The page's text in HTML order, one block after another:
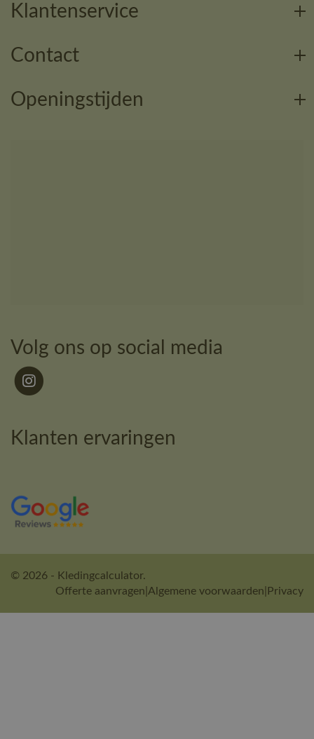
Klantenservice
Contact
Openingstijden
Volg ons op social media
Klanten ervaringen
© 2026 - Kledingcalculator.
Offerte aanvragen Algemene voorwaarden Privacy